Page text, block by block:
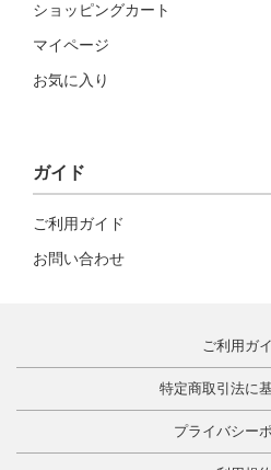
ショッピングカート
マイページ
お気に入り
ガイド
ご利用ガイド
お問い合わせ
ご利用ガ
特定商取引法に
プライバシー